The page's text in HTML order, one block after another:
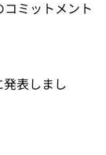
ミットメント
表しまし